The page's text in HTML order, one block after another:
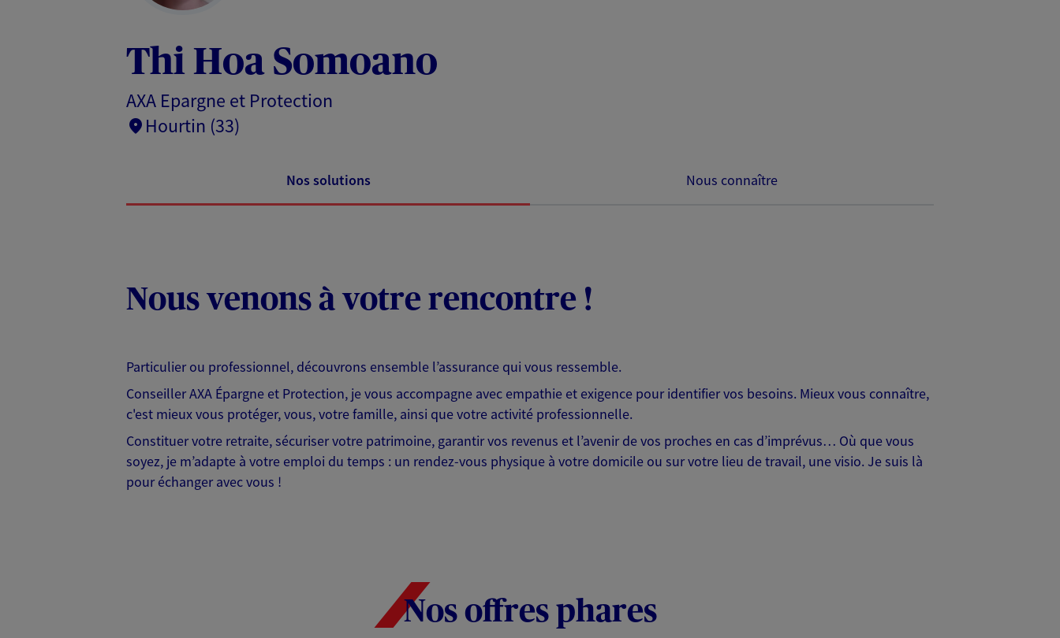
Thi Hoa Somoano
AXA Epargne et Protection
Hourtin (33)
Nos solutions Nous connaître
Nous venons à votre rencontre !
Particulier ou professionnel, découvrons ensemble l’assurance qui vous ressemble.
Conseiller AXA Épargne et Protection, je vous accompagne avec empathie et exigence pour identifier vos besoins. Mieux vous connaître,
c'est mieux vous protéger, vous, votre famille, ainsi que votre activité professionnelle.
Constituer votre retraite, sécuriser votre patrimoine, garantir vos revenus et l’avenir de vos proches en cas d’imprévus… Où que vous
soyez, je m’adapte à votre emploi du temps : un rendez-vous physique à votre domicile ou sur votre lieu de travail, une visio. Je suis là
pour échanger avec vous !
Nos offres phares